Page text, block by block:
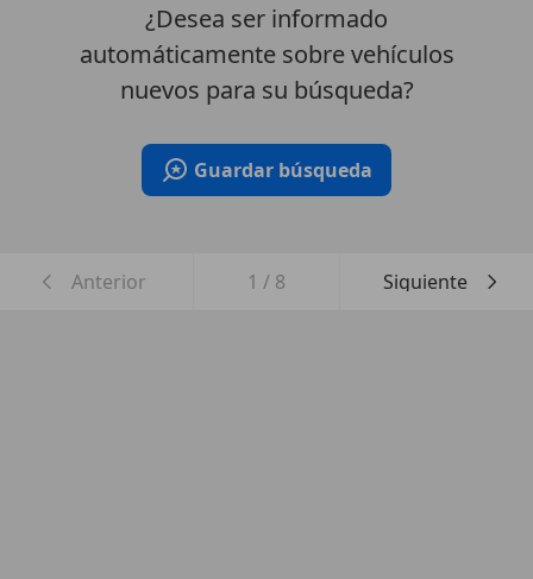
¿Desea ser informado
automáticamente sobre vehículos
nuevos para su búsqueda?
Guardar búsqueda
Anterior 1 / 8 Siguiente